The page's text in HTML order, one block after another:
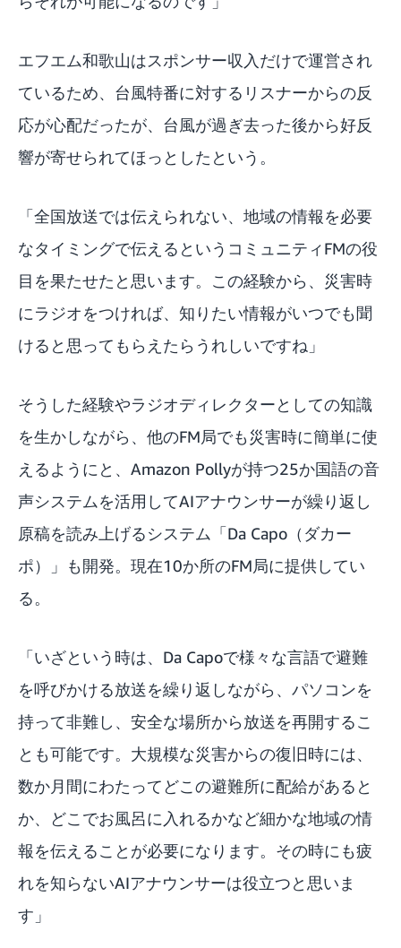
エフエム和歌山はスポンサー収入だけで運営され
ているため、台風特番に対するリスナーからの反
応が心配だったが、台風が過ぎ去った後から好反
響が寄せられてほっとしたという。
「全国放送では伝えられない、地域の情報を必要
なタイミングで伝えるというコミュニティFMの役
目を果たせたと思います。この経験から、災害時
にラジオをつければ、知りたい情報がいつでも聞
けると思ってもらえたらうれしいですね」
そうした経験やラジオディレクターとしての知識
を生かしながら、他のFM局でも災害時に簡単に使
えるようにと、Amazon Pollyが持つ25か国語の音
声システムを活用してAIアナウンサーが繰り返し
原稿を読み上げるシステム「Da Capo（ダカー
ポ）」も開発。現在10か所のFM局に提供してい
る。
「いざという時は、Da Capoで様々な言語で避難
を呼びかける放送を繰り返しながら、パソコンを
持って非難し、安全な場所から放送を再開するこ
とも可能です。大規模な災害からの復旧時には、
数か月間にわたってどこの避難所に配給があると
か、どこでお風呂に入れるかなど細かな地域の情
報を伝えることが必要になります。その時にも疲
れを知らないAIアナウンサーは役立つと思いま
す」